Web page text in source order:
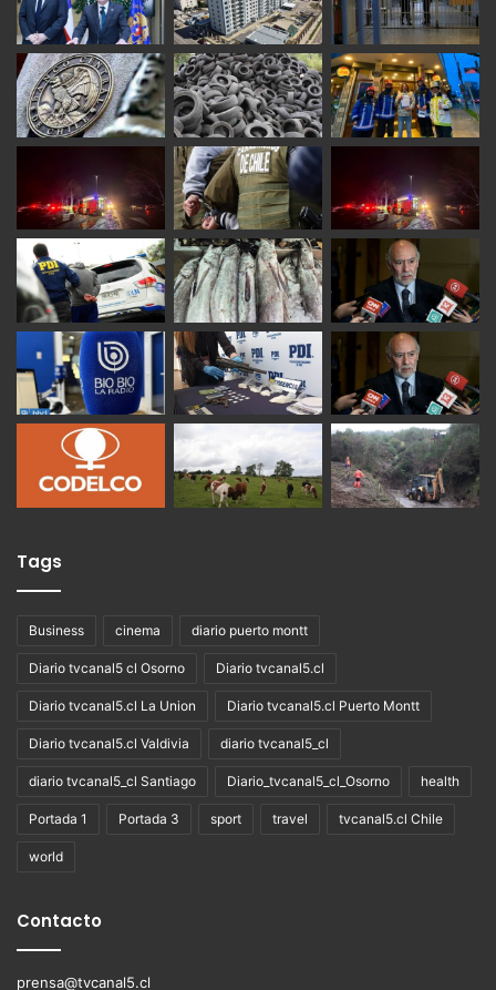
Tags
Business cinema diario puerto montt
Diario tvcanal5 cl Osorno Diario tvcanal5.cl
Diario tvcanal5.cl La Union Diario tvcanal5.cl Puerto Montt
Diario tvcanal5.cl Valdivia diario tvcanal5_cl
diario tvcanal5_cl Santiago Diario_tvcanal5_cl_Osorno health
Portada 1 Portada 3 sport travel tvcanal5.cl Chile
world
Contacto
prensa@tvcanal5.cl